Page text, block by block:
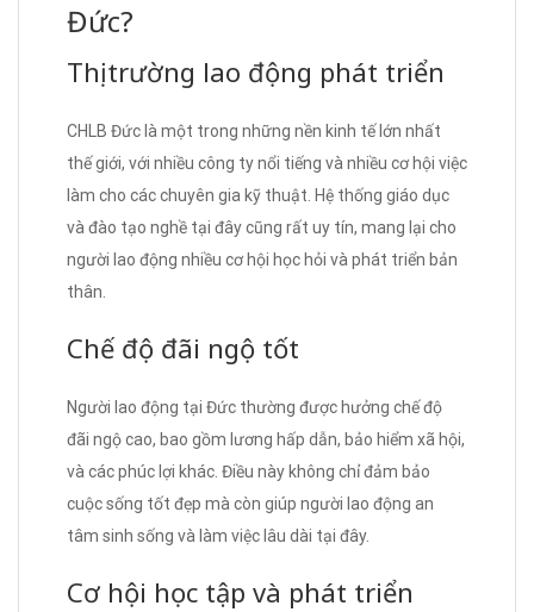
Đức?
Thị trường lao động phát triển
CHLB Đức là một trong những nền kinh tế lớn nhất
thế giới, với nhiều công ty nổi tiếng và nhiều cơ hội việc
làm cho các chuyên gia kỹ thuật. Hệ thống giáo dục
và đào tạo nghề tại đây cũng rất uy tín, mang lại cho
người lao động nhiều cơ hội học hỏi và phát triển bản
thân.
Chế độ đãi ngộ tốt
Người lao động tại Đức thường được hưởng chế độ
đãi ngộ cao, bao gồm lương hấp dẫn, bảo hiểm xã hội,
và các phúc lợi khác. Điều này không chỉ đảm bảo
cuộc sống tốt đẹp mà còn giúp người lao động an
tâm sinh sống và làm việc lâu dài tại đây.
Cơ hội học tập và phát triển